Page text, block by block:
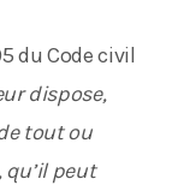
du Code civil
dispose,
tout ou
peut